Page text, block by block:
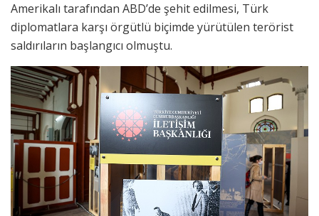
Amerikalı tarafından ABD’de şehit edilmesi, Türk
diplomatlara karşı örgütlü biçimde yürütülen terörist
saldırıların başlangıcı olmuştu.